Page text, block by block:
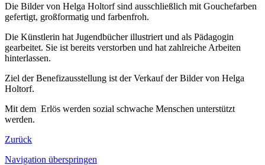
Die Bilder von Helga Holtorf sind ausschließlich mit Gouchefarben
gefertigt, großformatig und farbenfroh.
Die Künstlerin hat Jugendbücher illustriert und als Pädagogin
gearbeitet. Sie ist bereits verstorben und hat zahlreiche Arbeiten
hinterlassen.
Ziel der Benefizausstellung ist der Verkauf der Bilder von Helga
Holtorf.
Mit dem Erlös werden sozial schwache Menschen unterstützt
werden.
Zurück
Navigation überspringen